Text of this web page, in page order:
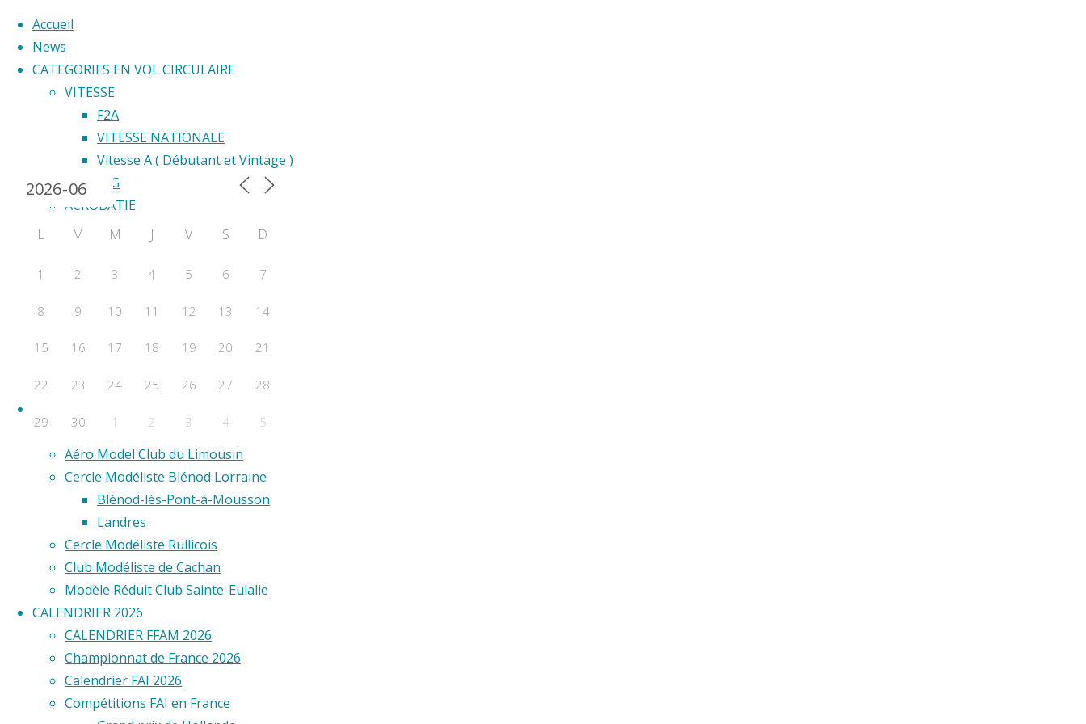
Accueil
News
CATEGORIES EN VOL CIRCULAIRE
VITESSE
F2A
VITESSE NATIONALE
Vitesse A ( Débutant et Vintage )
F2G
ACROBATIE
F2B
COURSE
F2F – Good Year
COMBAT
F2E
Aero Club de Saint-Étienne
Aéro Model Club du Limousin
Cercle Modéliste Blénod Lorraine
Blénod-lès-Pont-à-Mousson
Landres
Cercle Modéliste Rullicois
Club Modéliste de Cachan
Modèle Réduit Club Sainte-Eulalie
CALENDRIER 2026
CALENDRIER FFAM 2026
Championnat de France 2026
Calendrier FAI 2026
Compétitions FAI en France
Calendrier 2024
L M M J V S D
1 2 3 4 5 6 7
8 9 10 11 12 13 14
15 16 17 18 19 20 21
22 23 24 25 26 27 28
29 30 1 2 3 4 5
Évènements a venir
Aucun évènement